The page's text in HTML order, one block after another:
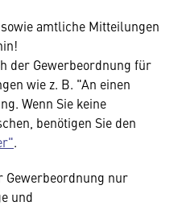
amtliche Mitteilungen
der Gewerbeordnung für
wie z. B. "An einen
Wenn Sie keine
benötigen Sie den
.
Gewerbeordnung nur
und